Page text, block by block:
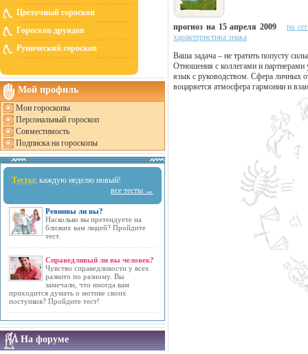
Цветочный гороскоп
Гороскоп друидов
Рунический гороскоп
Мой профиль
Мои гороскопы
Персональный гороскоп
Совместимость
Подписка на гороскопы
Тесты: каждую неделю новый!
все тесты →
Ревнивы ли вы?
Насколько вы претендуете на
близких вам людей? Пройдите
тест.
Справедливый ли вы человек?
Чувство справедливости у всех
развито по разному. Вы
замечали, что иногда вам
приходится думать о мотиве своих
поступков? Пройдите тест!
На форуме
прогноз на 15 апреля 2009
на
характеристика знака
Ваша задача – не тратить попусту
Отношения с коллегами и
язык с руководством. Сфера личных
воцаряется атмосфера гармонии и